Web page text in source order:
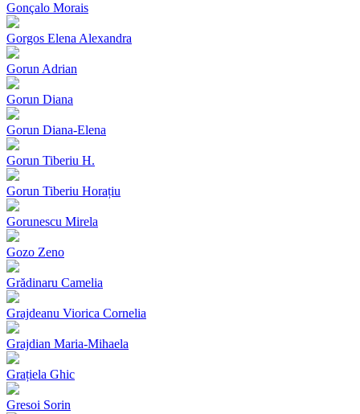
Gonçalo Morais
Gorgos Elena Alexandra
Gorun Adrian
Gorun Diana
Gorun Diana-Elena
Gorun Tiberiu H.
Gorun Tiberiu Horațiu
Gorunescu Mirela
Gozo Zeno
Grădinaru Camelia
Grajdeanu Viorica Cornelia
Grajdian Maria-Mihaela
Grațiela Ghic
Gresoi Sorin